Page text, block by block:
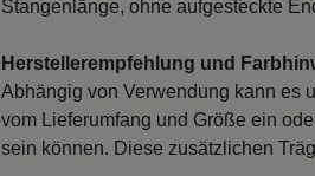
Stangenlänge, ohne aufgesteckte
Herstellerempfehlung und
Abhängig von Verwendung kann es
vom Lieferumfang und Größe ein
sein können. Diese zusätzlichen